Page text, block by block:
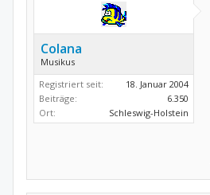
Colana
Musikus
Registriert seit:
18. Januar 2004
Beiträge:
6.350
Ort:
Schleswig-Holstein